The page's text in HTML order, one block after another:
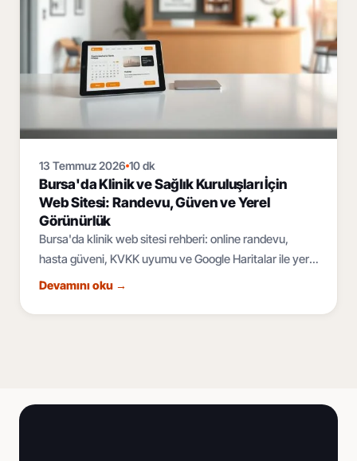
13 Temmuz 2026 10 dk
Bursa'da Klinik ve Sağlık Kuruluşları İçin
Web Sitesi: Randevu, Güven ve Yerel
Görünürlük
Bursa'da klinik web sitesi rehberi: online randevu,
hasta güveni, KVKK uyumu ve Google Haritalar ile yerel
SEO. Sağlık kuruluşunuzu dijitalde büyütün.
Devamını oku →